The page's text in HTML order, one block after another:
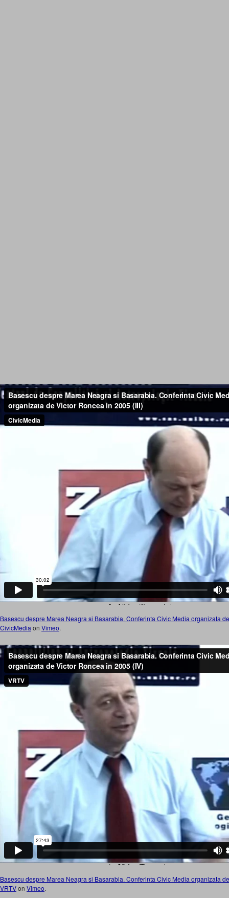
Basescu despre Marea Neagra si Basarabia. Conferinta Civic Media organizata
CivicMedia on Vimeo.
Basescu despre Marea Neagra si Basarabia. Conferinta Civic Media organizata
VRTVon Vimeo.